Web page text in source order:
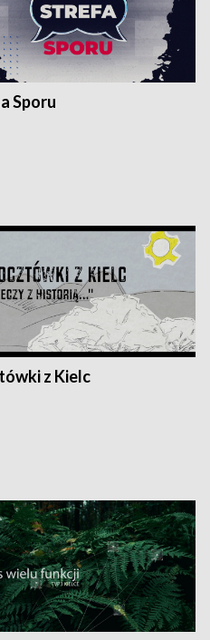
Sporu
z Kielc